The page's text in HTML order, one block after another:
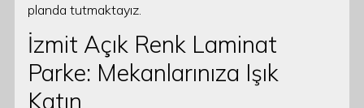
planda tutmaktayız.
İzmit Açık Renk Laminat
Parke: Mekanlarınıza Işık
Katın